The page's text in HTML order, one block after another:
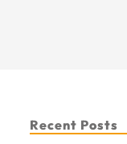
Recent Posts